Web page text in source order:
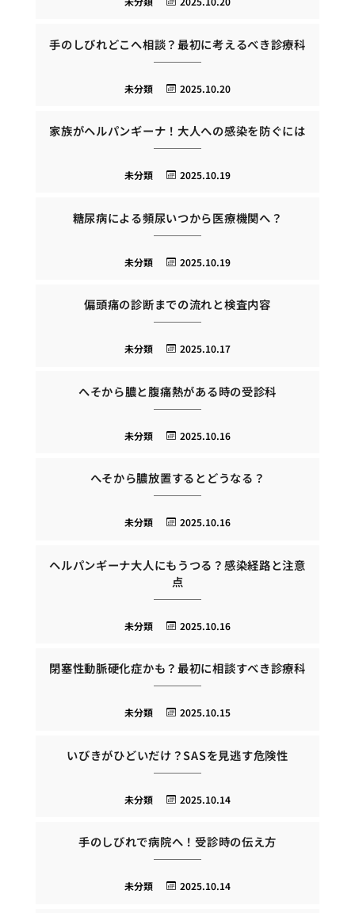
手のしびれどこへ相談？最初に考えるべき診療科
2025.10.20
未分類
家族がヘルパンギーナ！大人への感染を防ぐには
2025.10.19
未分類
糖尿病による頻尿いつから医療機関へ？
2025.10.19
未分類
偏頭痛の診断までの流れと検査内容
2025.10.17
未分類
へそから膿と腹痛熱がある時の受診科
2025.10.16
未分類
へそから膿放置するとどうなる？
2025.10.16
未分類
ヘルパンギーナ大人にもうつる？感染経路と注意
点
2025.10.16
未分類
閉塞性動脈硬化症かも？最初に相談すべき診療科
2025.10.15
未分類
いびきがひどいだけ？SASを見逃す危険性
2025.10.14
未分類
手のしびれで病院へ！受診時の伝え方
2025.10.14
未分類